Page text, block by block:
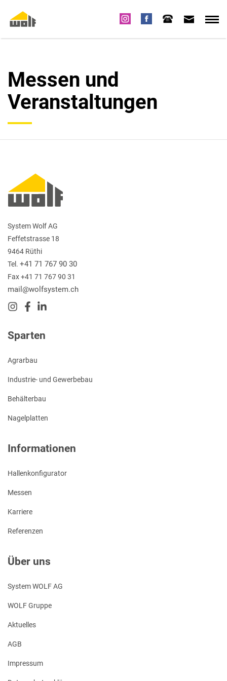
Messen und
Veranstaltungen
System Wolf AG
Feffetstrasse 18
9464 Rüthi
Tel. +41 71 767 90 30
Fax +41 71 767 90 31
mail@wolfsystem.ch
Sparten
Agrarbau
Industrie- und Gewerbebau
Behälterbau
Nagelplatten
Informationen
Hallenkonfigurator
Messen
Karriere
Referenzen
Über uns
System WOLF AG
WOLF Gruppe
Aktuelles
AGB
Impressum